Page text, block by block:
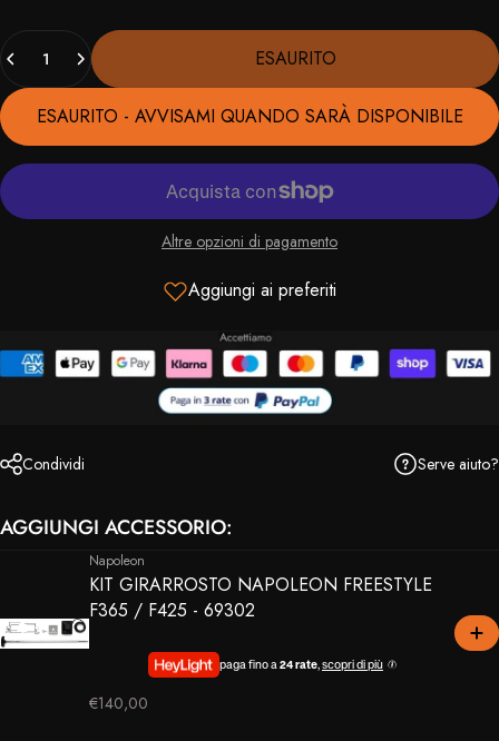
ESAURITO
ESAURITO - AVVISAMI QUANDO SARÀ DISPONIBILE
Altre opzioni di pagamento
Aggiungi ai preferiti
Condividi Serve aiuto?
AGGIUNGI ACCESSORIO:
Napoleon
KIT GIRARROSTO NAPOLEON FREESTYLE
F365 / F425 - 69302
€140,00
paga fino a 24 rate, scopri di più